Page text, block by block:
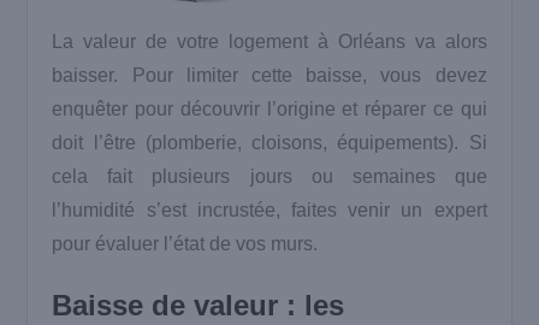
La valeur de votre logement à Orléans va alors
baisser. Pour limiter cette baisse, vous devez
enquêter pour découvrir l’origine et réparer ce qui
doit l’être (plomberie, cloisons, équipements). Si
cela fait plusieurs jours ou semaines que
l’humidité s’est incrustée, faites venir un expert
pour évaluer l’état de vos murs.
Baisse de valeur : les